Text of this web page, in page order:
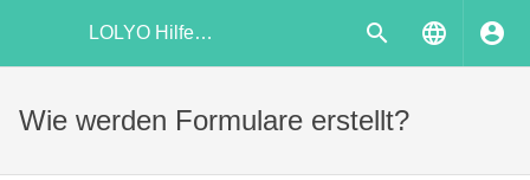
LOLYO Hilfecenter
Wie werden Formulare erstellt?